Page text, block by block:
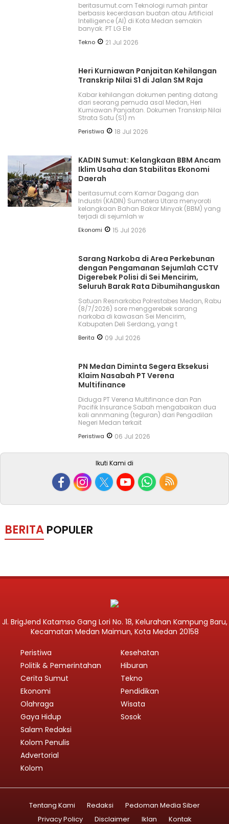
beritasumut.com Teknologi rumah pintar
berbasis kecerdasan buatan atau Artificial
Intelligence (AI) di Kota Medan semakin
banyak. PT LG Ele
Tekno 21 Jul 2026
Heri Kurniawan Panjaitan Kehilangan
Transkrip Nilai S1 di Jalan SM Raja
Kabar kehilangan dokumen penting datang
dari seorang pemuda asal Medan, Heri
Kurniawan Panjaitan. Dokumen Transkrip Nilai
Strata Satu (S1) m
Peristiwa 18 Jul 2026
KADIN Sumut: Kelangkaan BBM Ancam
Iklim Usaha dan Stabilitas Ekonomi
Daerah
beritasumut.com Kamar Dagang dan
Industri (KADIN) Sumatera Utara menyoroti
kelangkaan Bahan Bakar Minyak (BBM) yang
terjadi di sejumlah w
Ekonomi 15 Jul 2026
Sarang Narkoba di Area Perkebunan
dengan Pengamanan Sejumlah CCTV
Digerebek Polisi di Sei Mencirim,
Seluruh Barak Rata Dibumihanguskan
Satuan Resnarkoba Polrestabes Medan, Rabu
(8/7/2026) sore menggerebek sarang
narkoba di kawasan Sei Mencirim,
Kabupaten Deli Serdang, yang t
Berita 09 Jul 2026
PN Medan Diminta Segera Eksekusi
Klaim Nasabah PT Verena
Multifinance
Diduga PT Verena Multifinance dan Pan
Pacifik Insurance Sabah mengabaikan dua
kali annmaning (teguran) dari Pengadilan
Negeri Medan terkait
Peristiwa 06 Jul 2026
Ikuti Kami di
BERITA POPULER
Jl. BrigJend Katamso Gang Lori No. 18, Kelurahan Kampung Baru,
Kecamatan Medan Maimun, Kota Medan 20158
Peristiwa
Politik & Pemerintahan
Cerita Sumut
Ekonomi
Olahraga
Gaya Hidup
Kesehatan
Hiburan
Tekno
Pendidikan
Wisata
Sosok
Salam Redaksi
Kolom Penulis
Advertorial
Kolom
Tentang Kami Redaksi
Pedoman Media Siber
Privacy Policy
Disclaimer Iklan Kontak